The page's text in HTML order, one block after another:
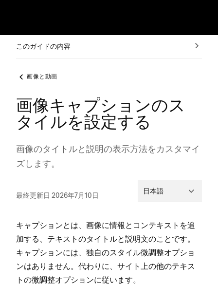
このガイドの内容
画像と動画
画像キャプションのス
タイルを設定する
画像のタイトルと説明の表示方法をカスタマイ
ズします⁠。
最終更新日 2026年7月10日 日本語
キ⁠ャプシ⁠ョンとは⁠、画像に情報とコンテキストを追
加する⁠、テキストのタイトルと説明文のことです⁠。
キ⁠ャプシ⁠ョンには⁠、独自のスタイル微調整オプシ⁠ョ
ンはありません⁠。代わりに⁠、サイト上の他のテキス
トの微調整オプシ⁠ョンに従います⁠。